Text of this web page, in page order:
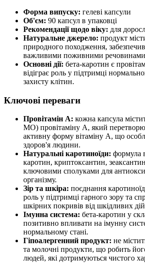
Форма випуску: гелеві капсули
Об'єм: 90 капсул в упаковці
Рекомендації щодо віку: для
Натуральне джерело: продукт
природного походження,
важливими поживними
Основні дії: бета-каротин є
відіграє роль у підтримці
захисту клітин.
Ключові переваги
Провітамін A: кожна капсула
МО) провітаміну A, який
активну форму вітаміну А, що
здоров'я людини.
Натуральні каротиноїди: формула
каротин, криптоксантин,
ключовими сполуками для
організму.
Зір та шкіра: поєднання
роль у підтримці гарного зору та
шкірних покривів від шкідливих
Імунна система: бета-каротин у
позитивно впливати на імунну
нормальному стані.
Гіпоалергенний продукт: не
та молочні продукти, що робить
людей, які дотримуються чистого